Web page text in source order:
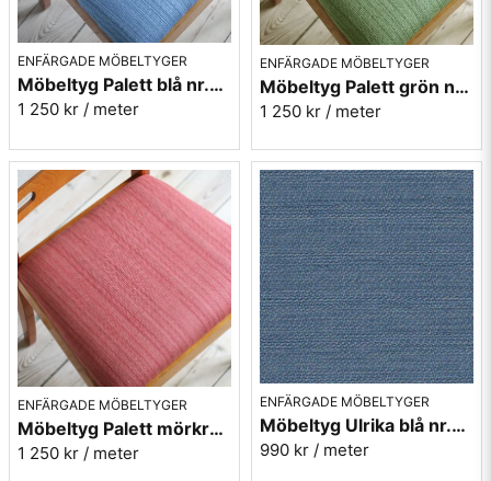
ENFÄRGADE MÖBELTYGER
Möbeltyg Palett blå nr.50 - Carl Malmstens-kvalitet
1 250 kr / meter
ENFÄRGADE MÖBELTYGER
Möbeltyg Palett grön nr.70 - Carl Malmstens-kvalitet
1 250 kr / meter
ENFÄRGADE MÖBELTYGER
Möbeltyg Palett mörkrosa nr.31 - Carl Malmstens-kvalitet
1 250 kr / meter
ENFÄRGADE MÖBELTYGER
Möbeltyg Ulrika blå nr.51 - Carl Malmstens-kvalitet
990 kr / meter